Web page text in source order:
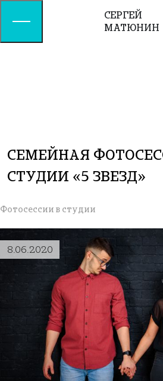
СЕРГЕЙ
МАТЮНИН
СЕМЕЙНАЯ
СТУДИИ «5 ЗВЕЗД»
Фотосессии в студии
8.06.2020